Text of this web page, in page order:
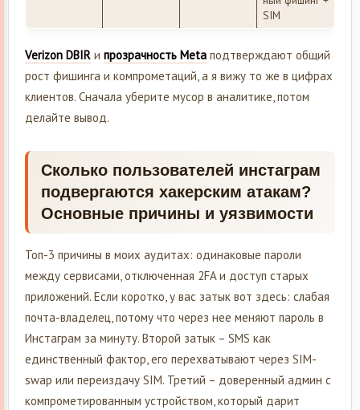
SIM
Verizon DBIR и прозрачность Meta подтверждают общий
рост фишинга и компрометаций, а я вижу то же в цифрах
клиентов. Сначала уберите мусор в аналитике, потом
делайте вывод.
Сколько пользователей инстаграм
подвергаются хакерским атакам?
Основные причины и уязвимости
Топ-3 причины в моих аудитах: одинаковые пароли
между сервисами, отключенная 2FA и доступ старых
приложений. Если коротко, у вас затык вот здесь: слабая
почта-владелец, потому что через нее меняют пароль в
Инстаграм за минуту. Второй затык – SMS как
единственный фактор, его перехватывают через SIM-
swap или переиздачу SIM. Третий – доверенный админ с
компрометированным устройством, который дарит